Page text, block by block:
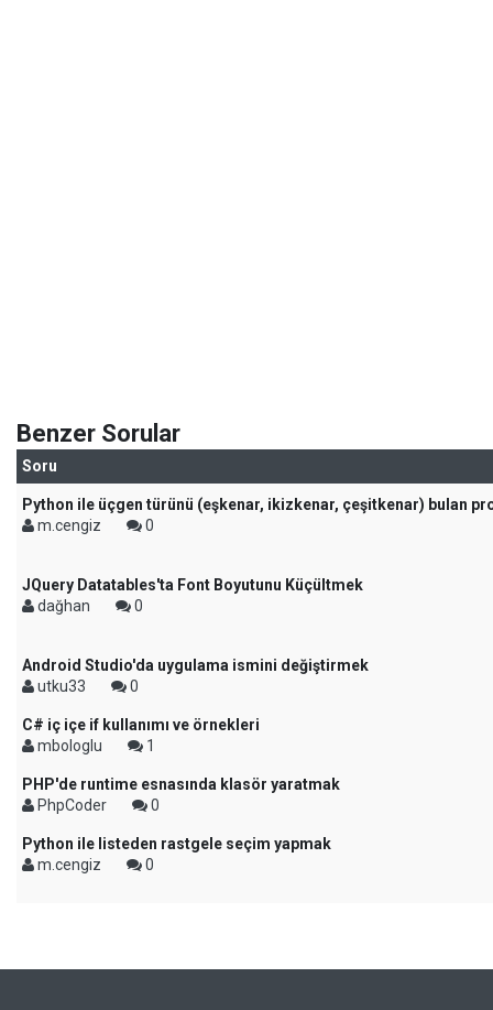
Benzer Sorular
Soru
Python ile üçgen türünü (eşkenar, ikizkenar, çeşitkenar) bulan
m.cengiz
0
JQuery Datatables'ta Font Boyutunu Küçültmek
dağhan
0
Android Studio'da uygulama ismini değiştirmek
utku33
0
C# iç içe if kullanımı ve örnekleri
mbologlu
1
PHP'de runtime esnasında klasör yaratmak
PhpCoder
0
Python ile listeden rastgele seçim yapmak
m.cengiz
0